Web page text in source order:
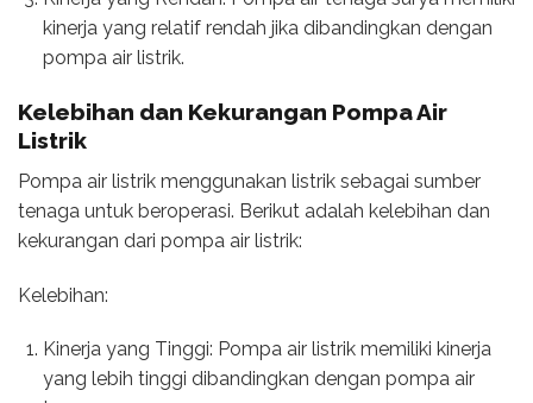
kinerja yang relatif rendah jika dibandingkan dengan
pompa air listrik.
Kelebihan dan Kekurangan Pompa Air
Listrik
Pompa air listrik menggunakan listrik sebagai sumber
tenaga untuk beroperasi. Berikut adalah kelebihan dan
kekurangan dari pompa air listrik:
Kelebihan:
Kinerja yang Tinggi: Pompa air listrik memiliki kinerja
yang lebih tinggi dibandingkan dengan pompa air